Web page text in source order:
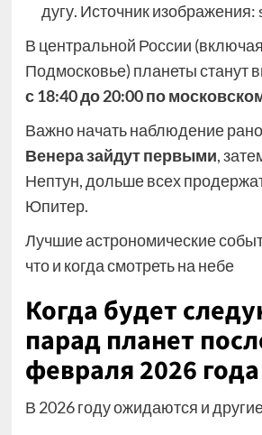
дугу. Источник изображения:
В центральной России
Подмосковье) планеты станут
с 18:40 до 20:00 по
Важно начать наблюдение
Венера зайдут первыми,
Нептун, дольше всех
Юпитер.
Лучшие астрономические
что и когда смотреть на небе
Когда будет
парад планет
февраля 2026 года
В 2026 году ожидаются и